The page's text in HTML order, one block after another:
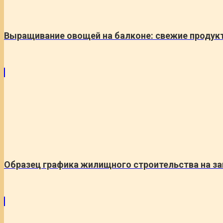
Выращивание овощей на балконе: свежие
Образец графика жилищного строительства на